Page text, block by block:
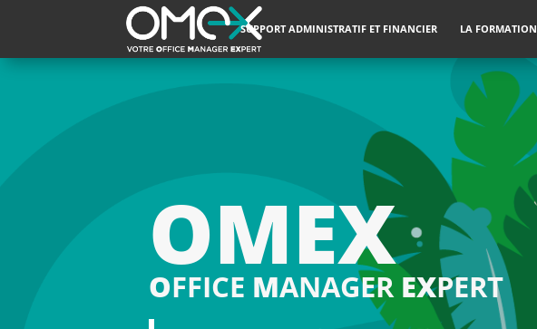
SUPPORT ADMINISTRATIF ET FINANCIER LA FORMATION
OMEX
OFFICE MANAGEREXPERT